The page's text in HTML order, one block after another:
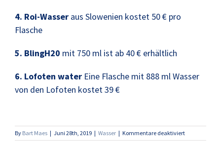
4. Roi-Wasser aus Slowenien kostet 50 € pro
Flasche
5. BlingH20 mit 750 ml ist ab 40 € erhältlich
6. Lofoten water Eine Flasche mit 888 ml Wasser
von den Lofoten kostet 39 €
By Bart Maes | Juni 28th, 2019 | Wasser | Kommentare deaktiviertfür
Die